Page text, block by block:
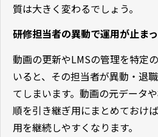
質は大きく変わるでしょう。
研修担当者の異動で運用が止ま
動画の更新やLMSの管理を特定
いると、その担当者が異動・退
てしまいます。動画の元データ
順を引き継ぎ用にまとめておけ
用を継続しやすくなります。